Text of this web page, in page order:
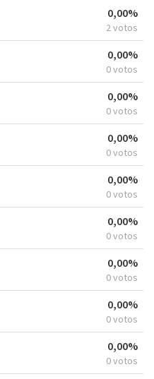
0,00%
2 votos
0,00%
0 votos
0,00%
0 votos
0,00%
0 votos
0,00%
0 votos
0,00%
0 votos
0,00%
0 votos
0,00%
0 votos
0,00%
0 votos